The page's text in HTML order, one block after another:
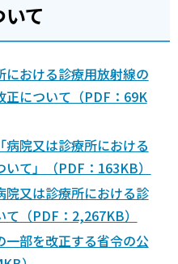
て
における診療用放射線の
正について（PDF：69K
病院又は診療所における
て」（PDF：163KB）
院又は診療所における診
（PDF：2,267KB）
一部を改正する省令の公